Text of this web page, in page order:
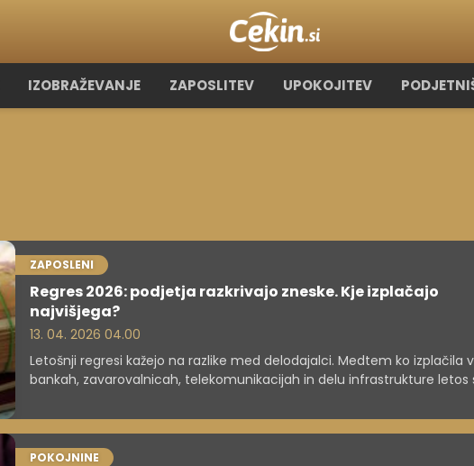
IZOBRAŽEVANJE ZAPOSLITEV UPOKOJITEV
ZAPOSLENI
Regres 2026: podjetja razkrivajo zneske. Kje izplačajo
najvišjega?
13. 04. 2026 04.00
Letošnji regresi kažejo na razlike med delodajalci. Medtem ko izplačila v
bankah, zavarovalnicah, telekomunikacijah in delu infrastrukture letos
POKOJNINE